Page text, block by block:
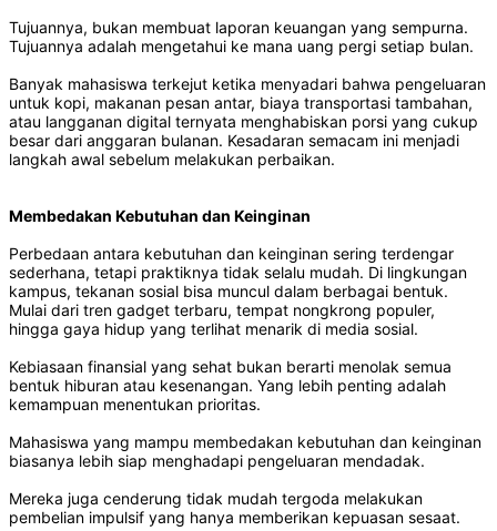
Tujuannya, bukan membuat laporan keuangan yang sempurna.
Tujuannya adalah mengetahui ke mana uang pergi setiap bulan.
Banyak mahasiswa terkejut ketika menyadari bahwa pengeluaran
untuk kopi, makanan pesan antar, biaya transportasi tambahan,
atau langganan digital ternyata menghabiskan porsi yang cukup
besar dari anggaran bulanan. Kesadaran semacam ini menjadi
langkah awal sebelum melakukan perbaikan.
Membedakan Kebutuhan dan Keinginan
Perbedaan antara kebutuhan dan keinginan sering terdengar
sederhana, tetapi praktiknya tidak selalu mudah. Di lingkungan
kampus, tekanan sosial bisa muncul dalam berbagai bentuk.
Mulai dari tren gadget terbaru, tempat nongkrong populer,
hingga gaya hidup yang terlihat menarik di media sosial.
Kebiasaan finansial yang sehat bukan berarti menolak semua
bentuk hiburan atau kesenangan. Yang lebih penting adalah
kemampuan menentukan prioritas.
Mahasiswa yang mampu membedakan kebutuhan dan keinginan
biasanya lebih siap menghadapi pengeluaran mendadak.
Mereka juga cenderung tidak mudah tergoda melakukan
pembelian impulsif yang hanya memberikan kepuasan sesaat.